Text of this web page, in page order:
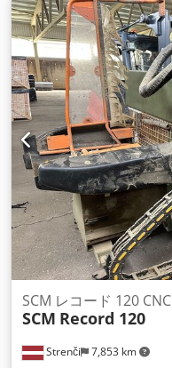
Strenči 7,853 km
SCM レコード 120 CNC
SCM Record 120